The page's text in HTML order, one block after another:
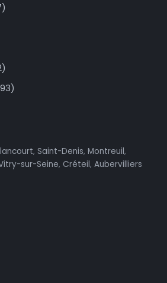
, Saint-Denis, Montreuil,
sur-Seine, Créteil, Aubervilliers